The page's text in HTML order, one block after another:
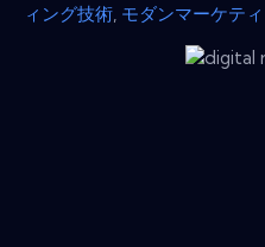
ィング技術 モダンマーケテ